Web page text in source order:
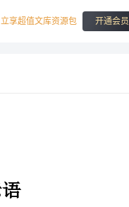
立享超值文库资源包 开通会员